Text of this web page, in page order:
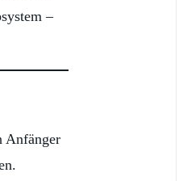
–
Anfänger